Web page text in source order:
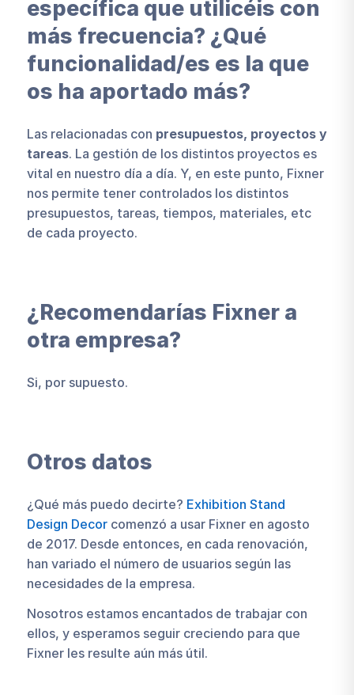
específica que utilicéis con
más frecuencia? ¿Qué
funcionalidad/es es la que
os ha aportado más?
Las relacionadas con presupuestos, proyectos y
tareas. La gestión de los distintos proyectos es
vital en nuestro día a día. Y, en este punto, Fixner
nos permite tener controlados los distintos
presupuestos, tareas, tiempos, materiales, etc
de cada proyecto.
¿Recomendarías Fixner a
otra empresa?
Si, por supuesto.
Otros datos
¿Qué más puedo decirte? Exhibition Stand
Design Decorcomenzó a usar Fixner en agosto
de 2017. Desde entonces, en cada renovación,
han variado el número de usuarios según las
necesidades de la empresa.
Nosotros estamos encantados de trabajar con
ellos, y esperamos seguir creciendo para que
Fixner les resulte aún más útil.